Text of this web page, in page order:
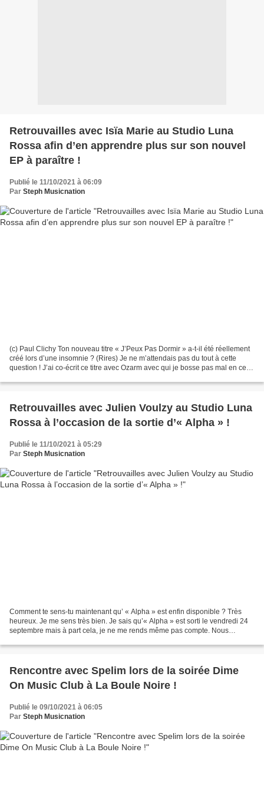
Retrouvailles avec Isïa Marie au Studio Luna
Rossa afin d’en apprendre plus sur son nouvel
EP à paraître !
Publié le 11/10/2021 à 06:09
Par Steph Musicnation
(c) Paul Clichy Ton nouveau titre « J’Peux Pas Dormir » a-t-il été réellement
créé lors d’une insomnie ? (Rires) Je ne m’attendais pas du tout à cette
question ! J’ai co-écrit ce titre avec Ozarm avec qui je bosse pas mal en ce
Retrouvailles avec Julien Voulzy au Studio Luna
Rossa à l’occasion de la sortie d’« Alpha » !
Publié le 11/10/2021 à 05:29
Par Steph Musicnation
Comment te sens-tu maintenant qu’ « Alpha » est enfin disponible ? Très
heureux. Je me sens très bien. Je sais qu’« Alpha » est sorti le vendredi 24
septembre mais à part cela, je ne me rends même pas compte. Nous
Rencontre avec Spelim lors de la soirée Dime
On Music Club à La Boule Noire !
Publié le 09/10/2021 à 06:05
Par Steph Musicnation